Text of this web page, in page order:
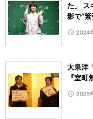
た」 ス
影で“緊
2024
大泉洋
『室
2025